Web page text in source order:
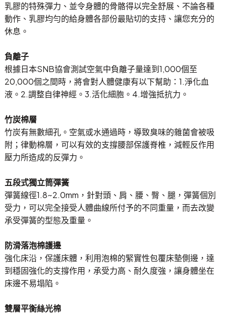
乳膠的特殊彈力、並令身體的骨骼得以完全舒展、不論各種
動作、乳膠均勻的給身體各部份最貼切的支持、讓您充分的
休息。
負離子
根據日本SNB協會測試空氣中負離子量達到1,000個至
20,000個之間時，將會對人體健康有以下幫助：1.淨化血
液。2.調整自律神經。3.活化細胞。4.增強抵抗力。
竹炭棉層
竹炭有無數細孔。空氣或水通過時，導致臭味的雜菌會被吸
附；律動棉層，可以有效的支撐腰部保護脊椎，減輕反作用
壓力所造成的反彈力。
五段式獨立筒彈簧
彈簧線徑1.8~2.0mm，針對頭、肩、腰、臀、腿，彈簧個別
受力，可以完全接受人體曲線所付予的不同重量，而去改變
承受彈簧的型態及重量。
防滑落泡棉護邊
強化床沿，保護床體，利用泡棉的緊實性包覆床墊側邊，達
到穩固強化的支撐作用，承受力高、耐久度強，讓身體坐在
床邊不易塌陷。
雙層平衡絲光棉